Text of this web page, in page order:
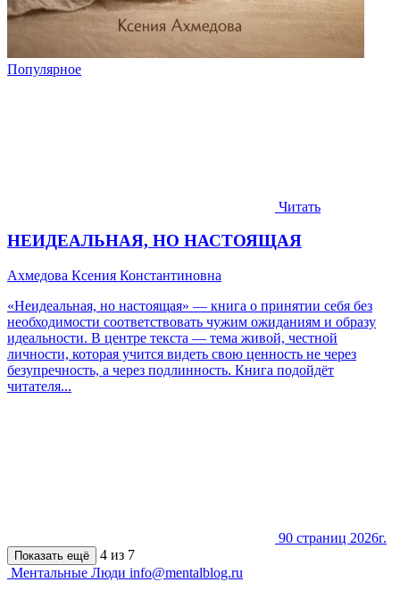
Популярное
Читать
НЕИДЕАЛЬНАЯ, НО НАСТОЯЩАЯ
Ахмедова Ксения Константиновна
«Неидеальная, но настоящая» — книга о принятии себя без
необходимости соответствовать чужим ожиданиям и образу
идеальности. В центре текста — тема живой, честной
личности, которая учится видеть свою ценность не через
безупречность, а через подлинность. Книга подойдёт
читателя...
90 страниц 2026г.
Показать ещё
4 из 7
Ментальные Люди info@mentalblog.ru